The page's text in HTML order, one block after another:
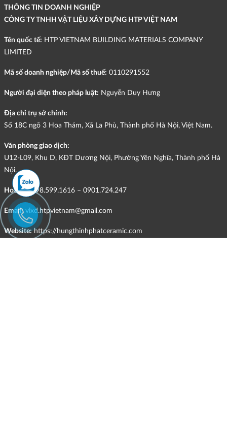
THÔNG TIN DOANH NGHIỆP
CÔNG TY TNHH VẬT LIỆU XÂY DỰNG HTP VIỆT NAM
Tên quốc tế: HTP VIETNAM BUILDING MATERIALS COMPANY
LIMITED
Mã số doanh nghiệp/Mã số thuế: 0110291552
Người đại diện theo pháp luật: Nguyễn Duy Hưng
Địa chỉ trụ sở chính:
Số 18C ngõ 3 Hoa Thám, Xã La Phù, Thành phố Hà Nội, Việt Nam.
Văn phòng giao dịch:
U12-L09, Khu D, KĐT Dương Nội, Phường Yên Nghĩa, Thành phố Hà
Nội.
Hotline:098.599.1616 – 0901.724.247
Email: vlxd.htpvietnam@gmail.com
Website: https://hungthinhphatceramic.com